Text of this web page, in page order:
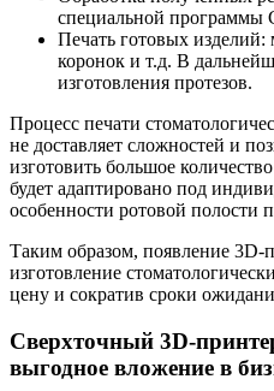
специальной программы
Печать готовых
коронок и т.д. В
изготовления протезов.
Процесс печати
не доставляет сложностей и
изготовить большое
будет адаптировано под
особенности ротовой полости
Таким образом, появление 3D-
изготовление
цену и сократив сроки
Сверхточный 3D-
выгодное вложение в